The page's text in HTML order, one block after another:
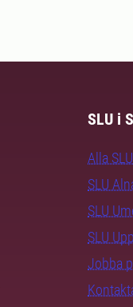
SLU i
Alla
SLU
SLU
SLU
Jobba